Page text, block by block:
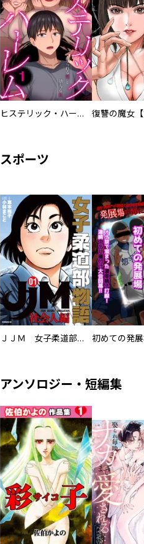
ヒステリック・ハーレム～搾られる男と堕ちる女～【電子単行本版】
スポーツ
ＪＪＭ 女子柔道部物語 社会人編
アンソロジー・短編集